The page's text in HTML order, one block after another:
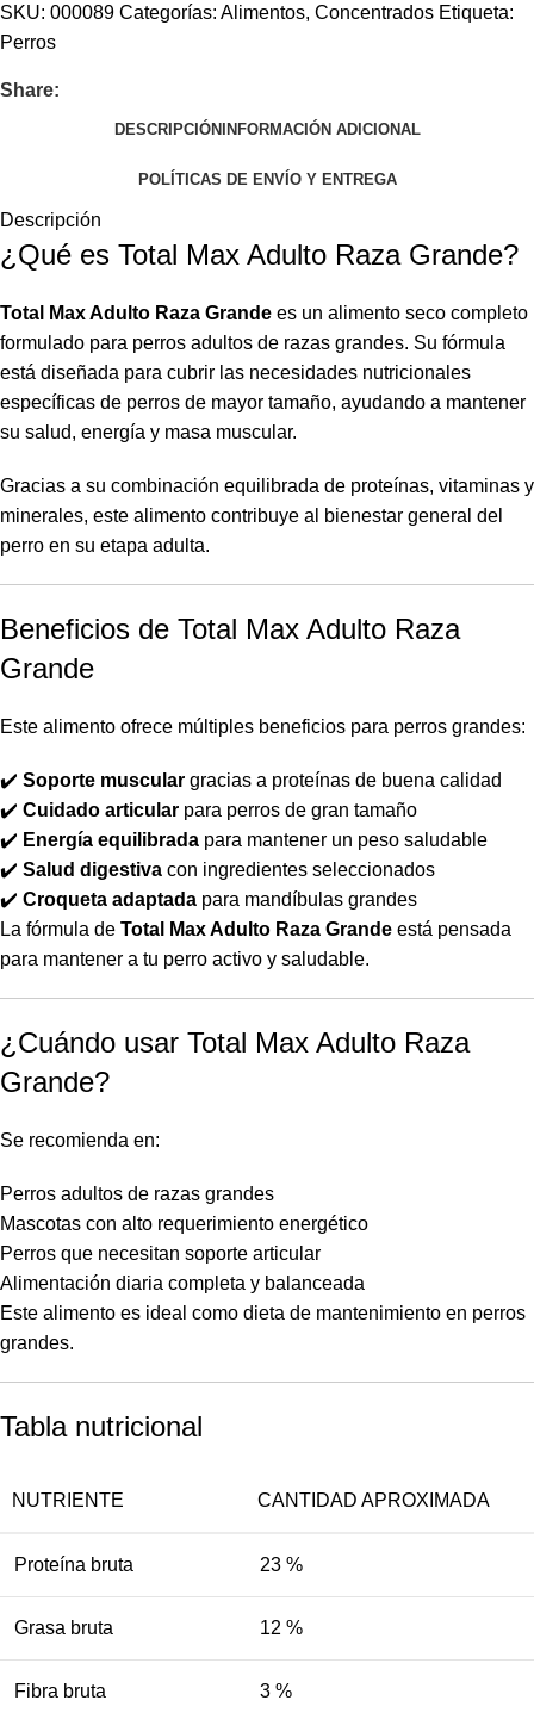
SKU: 000089 Categorías: Alimentos, Concentrados Etiqueta:
Perros
Share:
DESCRIPCIÓN INFORMACIÓN ADICIONAL
POLÍTICAS DE ENVÍO Y ENTREGA
Descripción
¿Qué es Total Max Adulto Raza Grande?
Total Max Adulto Raza Grande es un alimento seco completo
formulado para perros adultos de razas grandes. Su fórmula
está diseñada para cubrir las necesidades nutricionales
específicas de perros de mayor tamaño, ayudando a mantener
su salud, energía y masa muscular.
Gracias a su combinación equilibrada de proteínas, vitaminas y
minerales, este alimento contribuye al bienestar general del
perro en su etapa adulta.
Beneficios de Total Max Adulto Raza
Grande
Este alimento ofrece múltiples beneficios para perros grandes:
✔️ Soporte muscular gracias a proteínas de buena calidad
✔️ Cuidado articular para perros de gran tamaño
✔️ Energía equilibrada para mantener un peso saludable
✔️ Salud digestiva con ingredientes seleccionados
✔️ Croqueta adaptada para mandíbulas grandes
La fórmula de Total Max Adulto Raza Grande está pensada
para mantener a tu perro activo y saludable.
¿Cuándo usar Total Max Adulto Raza
Grande?
Se recomienda en:
Perros adultos de razas grandes
Mascotas con alto requerimiento energético
Perros que necesitan soporte articular
Alimentación diaria completa y balanceada
Este alimento es ideal como dieta de mantenimiento en perros
grandes.
Tabla nutricional
NUTRIENTE CANTIDAD APROXIMADA
Proteína bruta 23 %
Grasa bruta 12 %
Fibra bruta 3 %